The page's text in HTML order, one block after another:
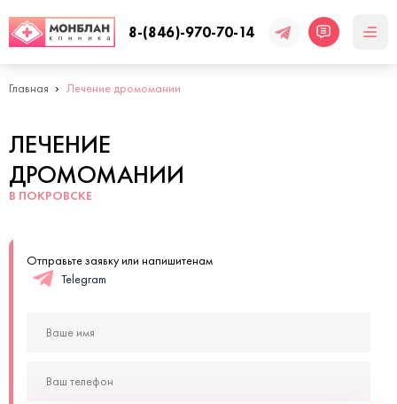
8-(846)-970-70-14
Главная Лечение дромомании
ЛЕЧЕНИЕ
ДРОМОМАНИИ
В ПОКРОВСКЕ
Отправьте заявку или напишитенам
Telegram